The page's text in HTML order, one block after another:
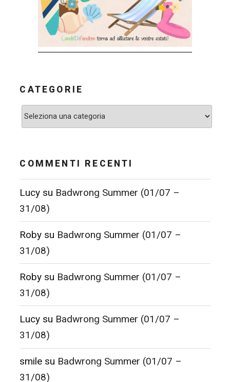
CATEGORIE
Categorie
COMMENTI RECENTI
Lucy su Badwrong Summer (01/07 –
31/08)
Roby su Badwrong Summer (01/07 –
31/08)
Roby su Badwrong Summer (01/07 –
31/08)
Lucy su Badwrong Summer (01/07 –
31/08)
smile su Badwrong Summer (01/07 –
31/08)